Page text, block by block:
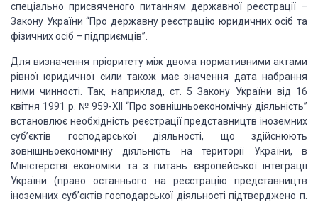
спеціально присвяченого питанням державної реєстрації –
Закону України “Про державну реєстрацію юридичних осіб та
фізичних осіб – підприємців”.
Для визначення пріоритету між двома нормативними актами
рівної юридичної сили також має значення дата набрання
ними чинності. Так, наприклад, ст. 5 Закону України від 16
квітня 1991 р. № 959-ХІІ “Про зовнішньоекономічну діяльність”
встановлює необхідність реєстрації представництв іноземних
суб’єктів господарської діяльності, що здійснюють
зовнішньоекономічну діяльність на території України, в
Міністерстві економіки та з питань європейської інтеграції
України (право останнього на реєстрацію представництв
іноземних суб’єктів господарської діяльності підтверджено п.